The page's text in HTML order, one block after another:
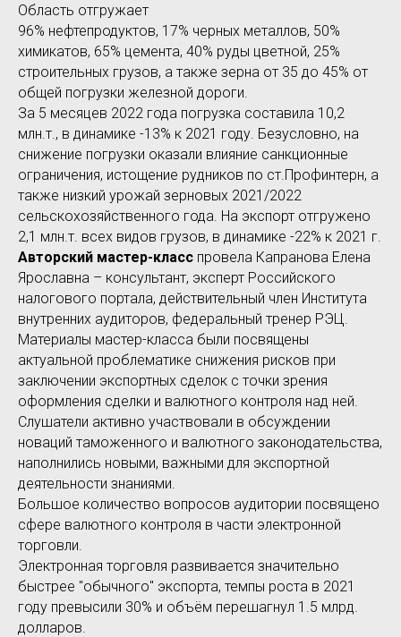
Область отгружает
96% нефтепродуктов, 17% черных металлов, 50%
химикатов, 65% цемента, 40% руды цветной, 25%
строительных грузов, а также зерна от 35 до 45% от
общей погрузки железной дороги.
За 5 месяцев 2022 года погрузка составила 10,2
млн.т., в динамике -13% к 2021 году. Безусловно, на
снижение погрузки оказали влияние санкционные
ограничения, истощение рудников по ст.Профинтерн, а
также низкий урожай зерновых 2021/2022
сельскохозяйственного года. На экспорт отгружено
2,1 млн.т. всех видов грузов, в динамике -22% к 2021 г.
Авторский мастер-класс провела Капранова Елена
Ярославна – консультант, эксперт Российского
налогового портала, действительный член Института
внутренних аудиторов, федеральный тренер РЭЦ.
Материалы мастер-класса были посвящены
актуальной проблематике снижения рисков при
заключении экспортных сделок с точки зрения
оформления сделки и валютного контроля над ней.
Слушатели активно участвовали в обсуждении
новаций таможенного и валютного законодательства,
наполнились новыми, важными для экспортной
деятельности знаниями.
Большое количество вопросов аудитории посвящено
сфере валютного контроля в части электронной
торговли.
Электронная торговля развивается значительно
быстрее "обычного" экспорта, темпы роста в 2021
году превысили 30% и объём перешагнул 1.5 млрд.
долларов.